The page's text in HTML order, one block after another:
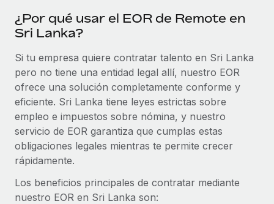
¿Por qué usar el EOR de Remote en
Sri Lanka?
Si tu empresa quiere contratar talento en Sri Lanka
pero no tiene una entidad legal allí, nuestro EOR
ofrece una solución completamente conforme y
eficiente. Sri Lanka tiene leyes estrictas sobre
empleo e impuestos sobre nómina, y nuestro
servicio de EOR garantiza que cumplas estas
obligaciones legales mientras te permite crecer
rápidamente.
Los beneficios principales de contratar mediante
nuestro EOR en Sri Lanka son: